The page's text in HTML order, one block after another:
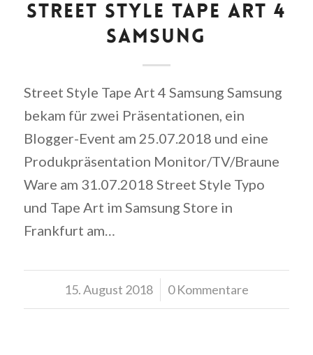
STREET STYLE TAPE ART 4
SAMSUNG
Street Style Tape Art 4 Samsung Samsung
bekam für zwei Präsentationen, ein
Blogger-Event am 25.07.2018 und eine
Produkpräsentation Monitor/TV/Braune
Ware am 31.07.2018 Street Style Typo
und Tape Art im Samsung Store in
Frankfurt am…
15. August 2018
/ 0 Kommentare